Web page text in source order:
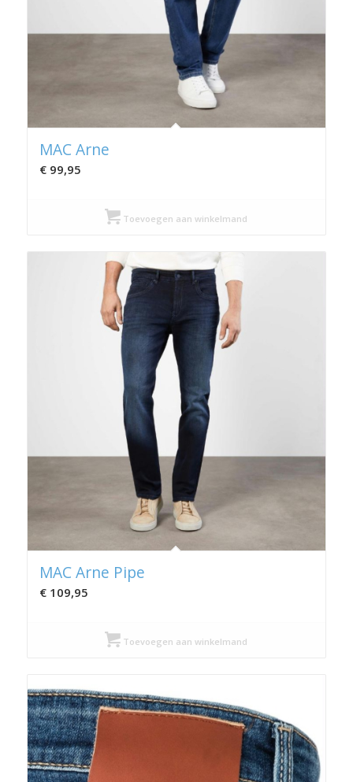
MAC Arne
€99,95
Toevoegen aan winkelmand
MAC Arne Pipe
€109,95
Toevoegen aan winkelmand